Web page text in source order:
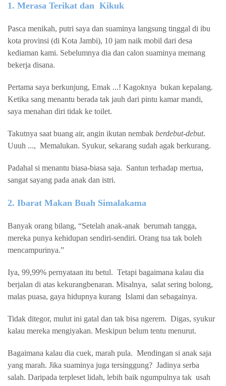
1. Merasa Terikat dan Kikuk
Pasca menikah, putri saya dan suaminya langsung tinggal di ibu
kota provinsi (di Kota Jambi), 10 jam naik mobil dari desa
kediaman kami. Sebelumnya dia dan calon suaminya memang
bekerja disana.
Pertama saya berkunjung, Emak ...! Kagoknya bukan kepalang.
Ketika sang menantu berada tak jauh dari pintu kamar mandi,
saya menahan diri tidak ke toilet.
Takutnya saat buang air, angin ikutan nembak berdebut-debut.
Uuuh ..., Memalukan. Syukur, sekarang sudah agak berkurang.
Padahal si menantu biasa-biasa saja. Santun terhadap mertua,
sangat sayang pada anak dan istri.
2. Ibarat Makan Buah Simalakama
Banyak orang bilang, “Setelah anak-anak berumah tangga,
mereka punya kehidupan sendiri-sendiri. Orang tua tak boleh
mencampurinya.”
Iya, 99,99% pernyataan itu betul. Tetapi bagaimana kalau dia
berjalan di atas kekurangbenaran. Misalnya, salat sering bolong,
malas puasa, gaya hidupnya kurang Islami dan sebagainya.
Tidak ditegor, mulut ini gatal dan tak bisa ngerem. Digas, syukur
kalau mereka mengiyakan. Meskipun belum tentu menurut.
Bagaimana kalau dia cuek, marah pula. Mendingan si anak saja
yang marah. Jika suaminya juga tersinggung? Jadinya serba
salah. Daripada terpleset lidah, lebih baik ngumpulnya tak usah